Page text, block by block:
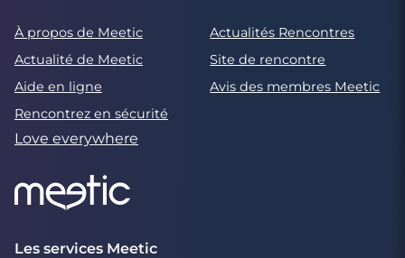
À propos de Meetic
Actualités Rencontres
Actualité de Meetic
Site de rencontre
Aide en ligne
Avis des membres Meetic
Rencontrez en sécurité
Love everywhere
Les services Meetic